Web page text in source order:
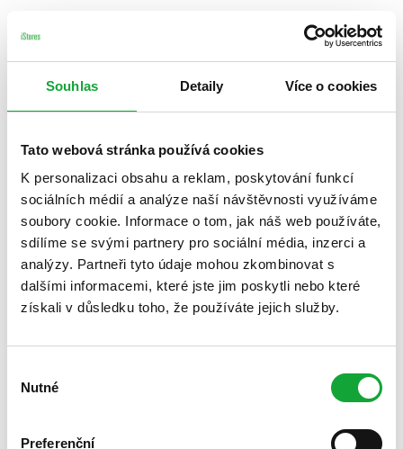
Souhlas Detaily Více o cookies
Tato webová stránka používá cookies
K personalizaci obsahu a reklam, poskytování funkcí
sociálních médií a analýze naší návštěvnosti využíváme
soubory cookie. Informace o tom, jak náš web používáte,
sdílíme se svými partnery pro sociální média, inzerci a
analýzy. Partneři tyto údaje mohou zkombinovat s
dalšími informacemi, které jste jim poskytli nebo které
získali v důsledku toho, že používáte jejich služby.
souhlasu
Nutné
Preferenční